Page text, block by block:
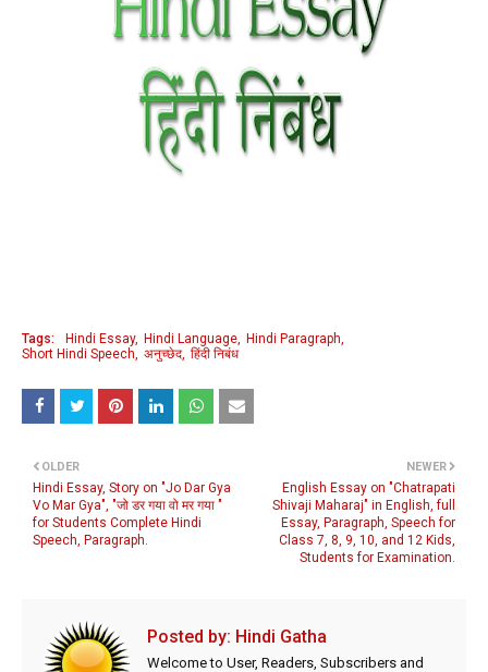
Tags: Hindi Essay Hindi Language
Hindi Paragraph
Short Hindi Speech
अनुच्छेद हिंदी निबंध
NEWER
English Essay on "Chatrapati
Shivaji Maharaj" in English, full
Essay, Paragraph, Speech for
Class 7, 8, 9, 10, and 12 Kids,
Students for Examination.
OLDER
Hindi Essay, Story on "Jo Dar Gya
Vo Mar Gya", "जो डर गया वो मर गया "
for Students Complete Hindi
Speech, Paragraph.
Posted by: Hindi Gatha
Welcome to User, Readers, Subscribers and